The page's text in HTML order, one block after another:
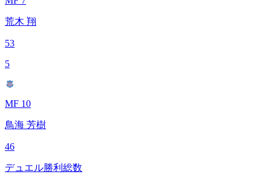
荒木 翔
53
5
MF 10
鳥海 芳樹
46
デュエル勝利総数